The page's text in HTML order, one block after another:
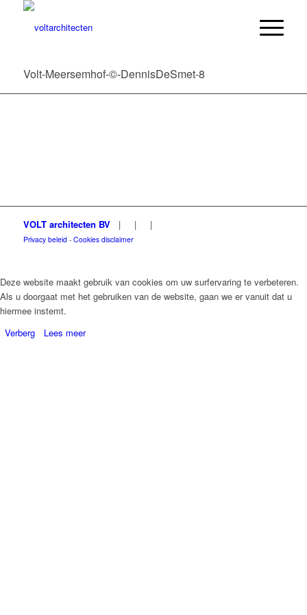
Volt-Meersemhof-©-DennisDeSmet-8
VOLT architecten BV| | |
Privacy beleid- Cookies disclaimer
Deze website maakt gebruik van cookies om uw surfervaring te verbeteren.
Als u doorgaat met het gebruiken van de website, gaan we er vanuit dat u
hiermee instemt.
Verberg
Lees meer